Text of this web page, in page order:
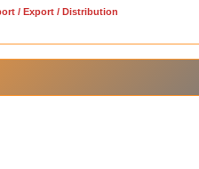
/ Export / Distribution